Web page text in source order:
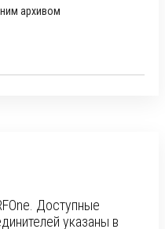
архивом
Доступные
указаны в